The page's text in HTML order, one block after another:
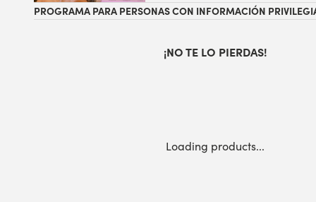
PROGRAMA PARA PERSONAS CON INFORMACIÓN
¡NO TE LO PIERDAS!
Loading products...